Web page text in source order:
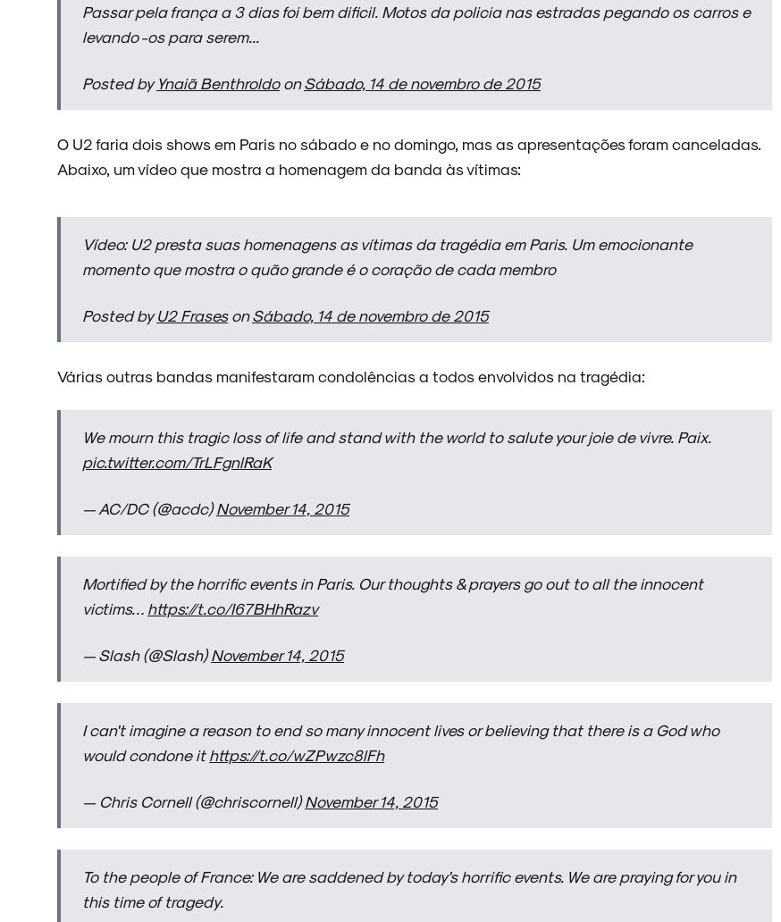
Passar pela frança a 3 dias foi bem dificil. Motos da policia nas estradas pegando os carros e
levando -os para serem...
Posted byYnaiã BenthroldoonSábado, 14 de novembro de 2015
O U2 faria dois shows em Paris no sábado e no domingo, mas as apresentações foram canceladas.
Abaixo, um vídeo que mostra a homenagem da banda às vítimas:
Vídeo: U2 presta suas homenagens as vítimas da tragédia em Paris. Um emocionante
momento que mostra o quão grande é o coração de cada membro
Posted byU2 FrasesonSábado, 14 de novembro de 2015
Várias outras bandas manifestaram condolências a todos envolvidos na tragédia:
We mourn this tragic loss of life and stand with the world to salute your joie de vivre. Paix.
pic.twitter.com/TrLFgnlRaK
— AC/DC (@acdc)November 14, 2015
Mortified by the horrific events in Paris. Our thoughts & prayers go out to all the innocent
victims… https://t.co/I67BHhRazv
— Slash (@Slash)November 14, 2015
I can't imagine a reason to end so many innocent lives or believing that there is a God who
would condone ithttps://t.co/wZPwzc8lFh
— Chris Cornell (@chriscornell)November 14, 2015
To the people of France: We are saddened by today's horrific events. We are praying for you in
this time of tragedy.